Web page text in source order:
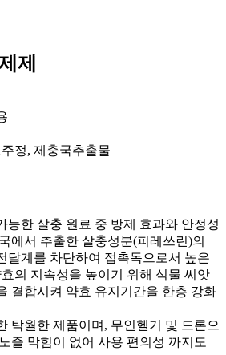
제
정, 제충국추출물
능한 살충 원료 중 방제 효과와 안정성
에서 추출한 살충성분(피레쓰린)의
달계를 차단하여 접촉독으로서 높은
의 지속성을 높이기 위해 식물 씨앗
결합시켜 약효 유지기간을 한층 강화
탁월한 제품이며, 무인헬기 및 드론으
즐 막힘이 없어 사용 편의성 까지도